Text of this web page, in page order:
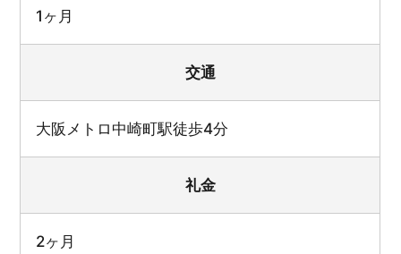
1ヶ月
交通
大阪メトロ中崎町駅徒歩4分
礼金
2ヶ月